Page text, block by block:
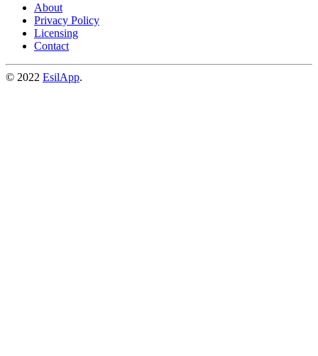
About
Privacy Policy
Licensing
Contact
© 2022 EsilApp.